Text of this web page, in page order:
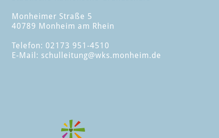
Monheimer Straße 5
40789 Monheim am Rhein
Telefon: 02173 951-4510
E-Mail: schulleitung@wks.monheim.de